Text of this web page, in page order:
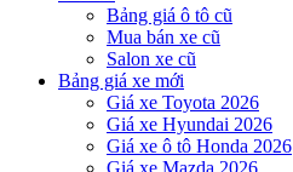
Bảng giá ô tô cũ
Mua bán xe cũ
Salon xe cũ
Bảng giá xe mới
Giá xe Toyota 2026
Giá xe Hyundai 2026
Giá xe ô tô Honda 2026
Giá xe Mazda 2026